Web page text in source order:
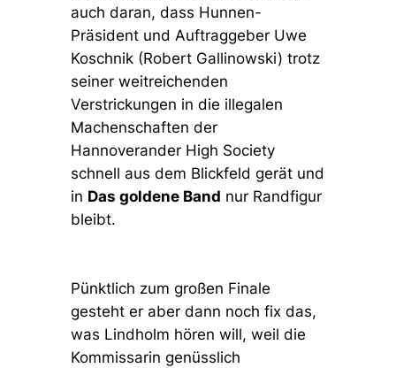
auch daran, dass Hunnen-
Präsident und Auftraggeber Uwe
Koschnik (Robert Gallinowski) trotz
seiner weitreichenden
Verstrickungen in die illegalen
Machenschaften der
Hannoverander High Society
schnell aus dem Blickfeld gerät und
in Das goldene Band nur Randfigur
bleibt.
Pünktlich zum großen Finale
gesteht er aber dann noch fix das,
was Lindholm hören will, weil die
Kommissarin genüsslich